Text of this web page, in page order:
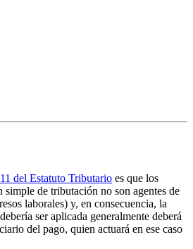
del Estatuto Tributario es que los
de tributación no son agentes de
laborales) y, en consecuencia, la
ser aplicada generalmente deberá
del pago, quien actuará en ese caso